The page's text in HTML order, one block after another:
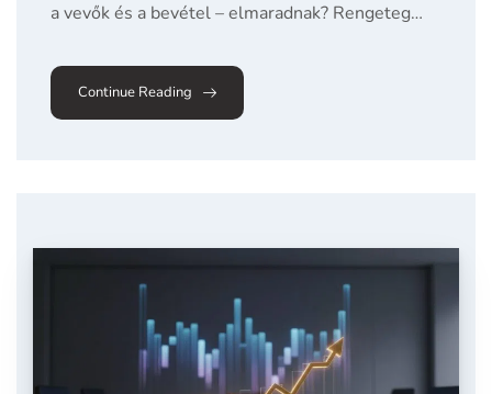
a vevők és a bevétel – elmaradnak? Rengeteg…
Continue Reading